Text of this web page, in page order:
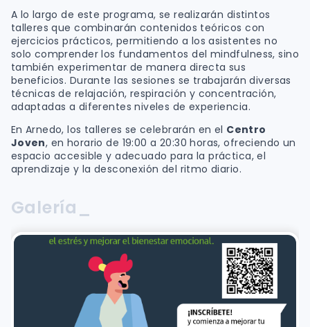
A lo largo de este programa, se realizarán distintos
talleres que combinarán contenidos teóricos con
ejercicios prácticos, permitiendo a los asistentes no
solo comprender los fundamentos del mindfulness, sino
también experimentar de manera directa sus
beneficios. Durante las sesiones se trabajarán diversas
técnicas de relajación, respiración y concentración,
adaptadas a diferentes niveles de experiencia.
En Arnedo, los talleres se celebrarán en el Centro
Joven, en horario de 19:00 a 20:30 horas, ofreciendo un
espacio accesible y adecuado para la práctica, el
aprendizaje y la desconexión del ritmo diario.
Galería_